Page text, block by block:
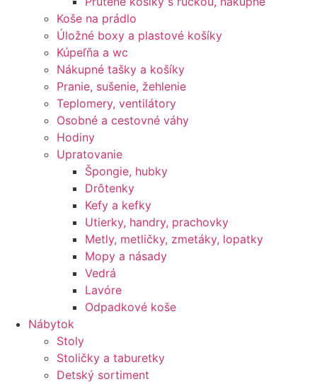
Koše na prádlo
Úložné boxy a plastové košíky
Kúpeľňa a wc
Nákupné tašky a košíky
Pranie, sušenie, žehlenie
Teplomery, ventilátory
Osobné a cestovné váhy
Hodiny
Upratovanie
Špongie, hubky
Drôtenky
Kefy a kefky
Utierky, handry, prachovky
Metly, metličky, zmetáky, lopatky
Mopy a násady
Vedrá
Lavóre
Odpadkové koše
Nábytok
Stoly
Stoličky a taburetky
Detský sortiment